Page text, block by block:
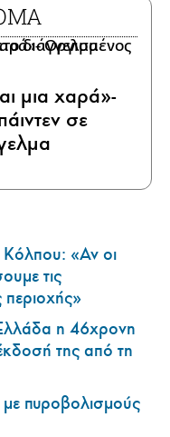
μια χαρά»-
σε
«Αν οι
τις
περιοχής»
η 46χρονη
της από τη
πυροβολισμούς